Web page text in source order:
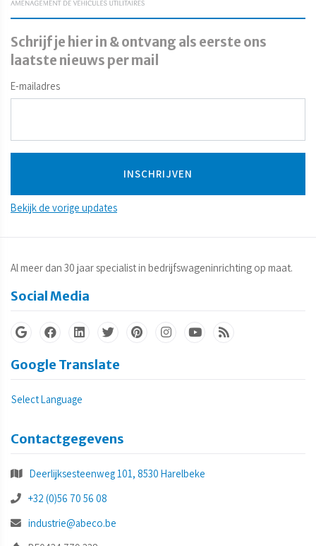
Schrijf je hier in & ontvang als eerste ons
laatste nieuws per mail
E-mailadres
Bekijk de vorige updates
Al meer dan 30 jaar specialist in bedrijfswageninrichting op maat.
Social Media
Google Translate
Select Language
Contactgegevens
Deerlijksesteenweg 101, 8530 Harelbeke
+32 (0)56 70 56 08
industrie@abeco.be